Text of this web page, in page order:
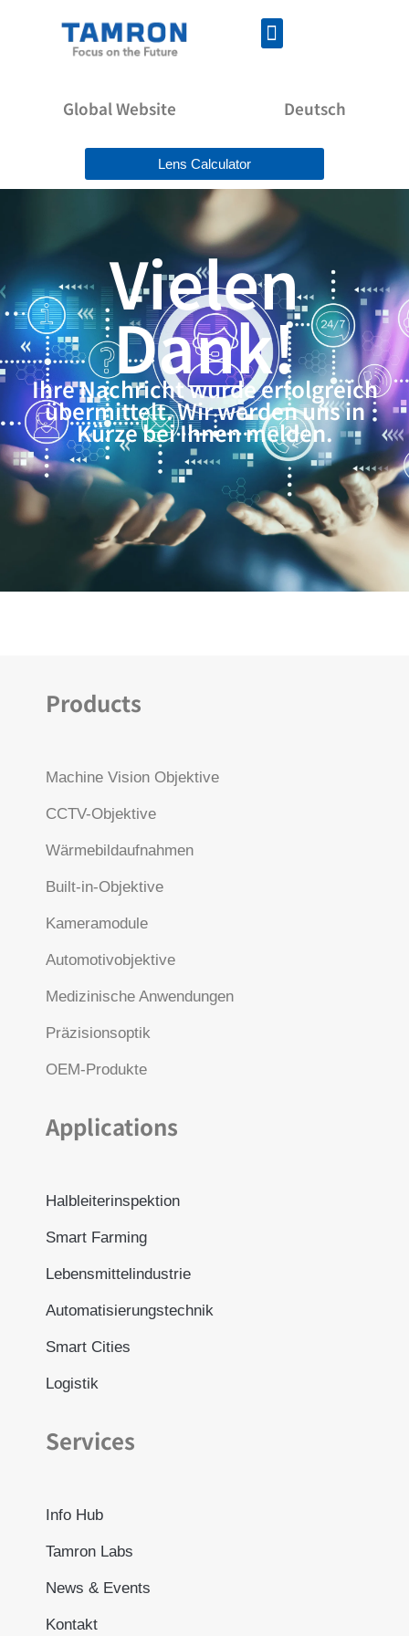
Global Website Deutsch
Lens Calculator
Vielen
Dank!
Ihre Nachricht wurde erfolgreich
übermittelt. Wir werden uns in
Kürze bei Ihnen melden.
Products
Machine Vision Objektive
CCTV-Objektive
Wärmebildaufnahmen
Built-in-Objektive
Kameramodule
Automotivobjektive
Medizinische Anwendungen
Präzisionsoptik
OEM-Produkte
Applications
Halbleiterinspektion
Smart Farming
Lebensmittelindustrie
Automatisierungstechnik
Smart Cities
Logistik
Services
Info Hub
Tamron Labs
News & Events
Kontakt